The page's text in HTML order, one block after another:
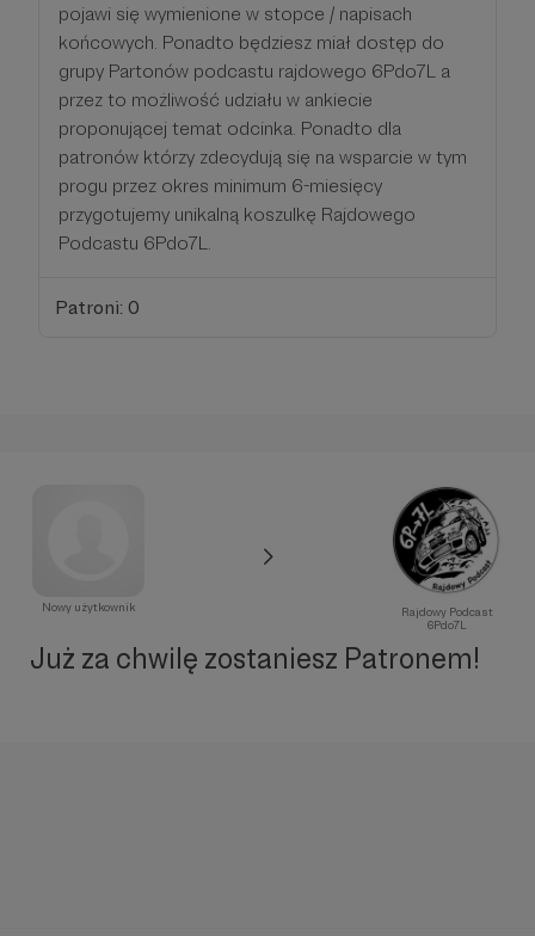
pojawi się wymienione w stopce / napisach
końcowych. Ponadto będziesz miał dostęp do
grupy Partonów podcastu rajdowego 6Pdo7L a
przez to możliwość udziału w ankiecie
proponującej temat odcinka. Ponadto dla
patronów którzy zdecydują się na wsparcie w tym
progu przez okres minimum 6-miesięcy
przygotujemy unikalną koszulkę Rajdowego
Podcastu 6Pdo7L.
Patroni: 0
Nowy użytkownik
Rajdowy Podcast
6Pdo7L
Już za chwilę zostaniesz Patronem!